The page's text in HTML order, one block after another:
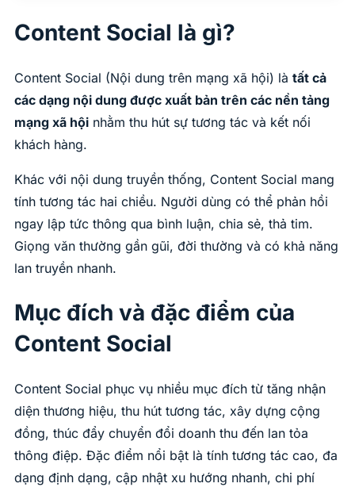
Content Social là gì?
Content Social (Nội dung trên mạng xã hội) là tất cả
các dạng nội dung được xuất bản trên các nền tảng
mạng xã hội nhằm thu hút sự tương tác và kết nối
khách hàng.
Khác với nội dung truyền thống, Content Social mang
tính tương tác hai chiều. Người dùng có thể phản hồi
ngay lập tức thông qua bình luận, chia sẻ, thả tim.
Giọng văn thường gần gũi, đời thường và có khả năng
lan truyền nhanh.
Mục đích và đặc điểm của
Content Social
Content Social phục vụ nhiều mục đích từ tăng nhận
diện thương hiệu, thu hút tương tác, xây dựng cộng
đồng, thúc đẩy chuyển đổi doanh thu đến lan tỏa
thông điệp. Đặc điểm nổi bật là tính tương tác cao, đa
dạng định dạng, cập nhật xu hướng nhanh, chi phí